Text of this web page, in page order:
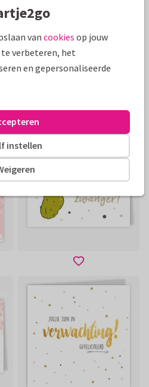
van cookies op jouw
verbeteren, het
en gepersonaliseerde
instellen